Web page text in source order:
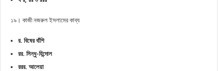
১৯। কাজী নজরুল ইসলামের কাব্য
র. বিষের বাঁশি
রর. সিন্ধু-হিন্দোল
ররর. আলেয়া